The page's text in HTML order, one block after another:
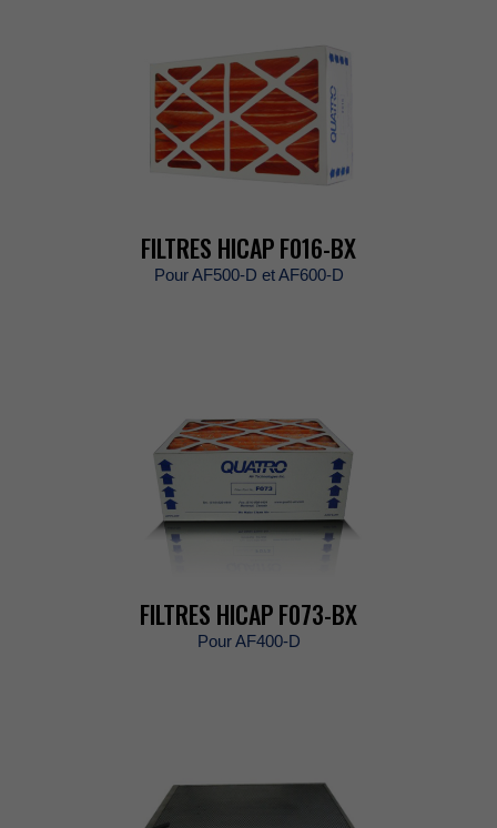
FILTRESHICAPF016-BX
PourAF500-DetAF600-D
FILTRESHICAPF073-BX
PourAF400-D